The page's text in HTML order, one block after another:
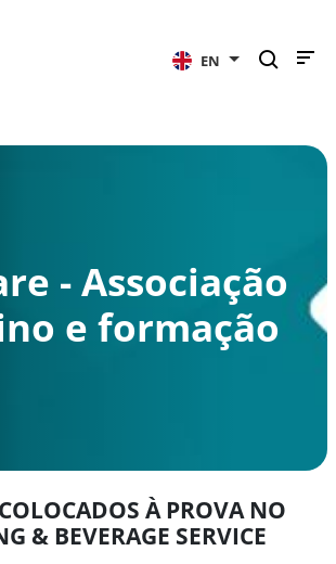
EN
- Associação
e formação
À PROVA NO
& BEVERAGE SERVICE